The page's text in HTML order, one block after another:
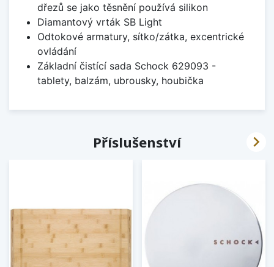
dřezů se jako těsnění používá silikon
Diamantový vrták SB Light
Odtokové armatury, sítko/zátka, excentrické
ovládání
Základní čistící sada Schock 629093 -
tablety, balzám, ubrousky, houbička
Příslušenství 